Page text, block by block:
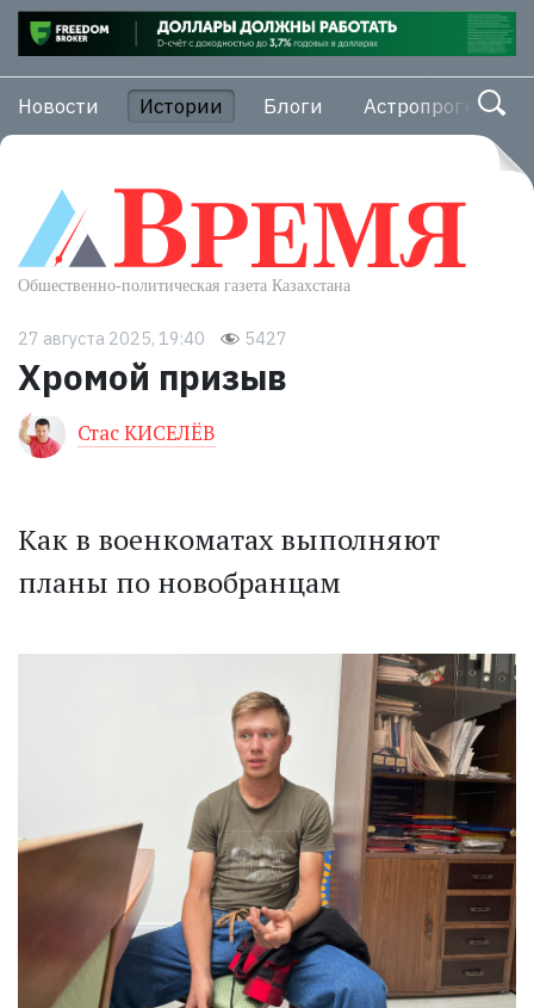
Новости Истории Блоги Астропрогноз
27 августа 2025, 19:40 5427
Хромой призыв
Стас КИСЕЛЁВ
Как в военкоматах выполняют
планы по новобранцам